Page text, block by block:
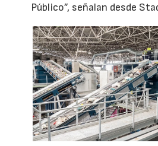
Público”, señalan desde